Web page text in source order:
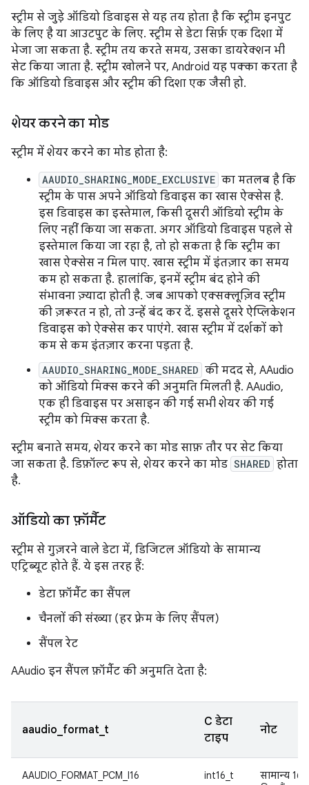
स्ट्रीम से जुड़े ऑडियो डिवाइस से यह तय होता है कि स्ट्रीम इनपुट
के लिए है या आउटपुट के लिए. स्ट्रीम से डेटा सिर्फ़ एक दिशा में
भेजा जा सकता है. स्ट्रीम तय करते समय, उसका डायरेक्शन भी
सेट किया जाता है. स्ट्रीम खोलने पर, Android यह पक्का करता है
कि ऑडियो डिवाइस और स्ट्रीम की दिशा एक जैसी हो.
शेयर करने का मोड
स्ट्रीम में शेयर करने का मोड होता है:
AAUDIO_SHARING_MODE_EXCLUSIVE का मतलब है कि
स्ट्रीम के पास अपने ऑडियो डिवाइस का खास ऐक्सेस है.
इस डिवाइस का इस्तेमाल, किसी दूसरी ऑडियो स्ट्रीम के
लिए नहीं किया जा सकता. अगर ऑडियो डिवाइस पहले से
इस्तेमाल किया जा रहा है, तो हो सकता है कि स्ट्रीम का
खास ऐक्सेस न मिल पाए. खास स्ट्रीम में इंतज़ार का समय
कम हो सकता है. हालांकि, इनमें स्ट्रीम बंद होने की
संभावना ज़्यादा होती है. जब आपको एक्सक्लूज़िव स्ट्रीम
की ज़रूरत न हो, तो उन्हें बंद कर दें. इससे दूसरे ऐप्लिकेशन
डिवाइस को ऐक्सेस कर पाएंगे. खास स्ट्रीम में दर्शकों को
कम से कम इंतज़ार करना पड़ता है.
AAUDIO_SHARING_MODE_SHARED की मदद से, AAudio
को ऑडियो मिक्स करने की अनुमति मिलती है. AAudio,
एक ही डिवाइस पर असाइन की गई सभी शेयर की गई
स्ट्रीम को मिक्स करता है.
स्ट्रीम बनाते समय, शेयर करने का मोड साफ़ तौर पर सेट किया
जा सकता है. डिफ़ॉल्ट रूप से, शेयर करने का मोड SHARED होता
है.
ऑडियो का फ़ॉर्मैट
स्ट्रीम से गुज़रने वाले डेटा में, डिजिटल ऑडियो के सामान्य
एट्रिब्यूट होते हैं. ये इस तरह हैं:
डेटा फ़ॉर्मैट का सैंपल
चैनलों की संख्या (हर फ़्रेम के लिए सैंपल)
सैंपल रेट
AAudio इन सैंपल फ़ॉर्मैट की अनुमति देता है:
aaudio_format_t
C डेटा
टाइप
नोट
AAUDIO_FORMAT_PCM_I16 int16_t
सामान्य 16-